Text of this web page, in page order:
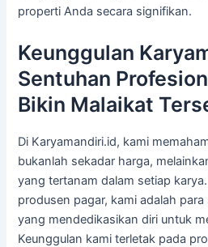
properti Anda secara signifikan.
Keunggulan
Sentuhan
Bikin Malaikat
Di Karyamandiri.id, kami
bukanlah sekadar harga,
yang tertanam dalam setiap
produsen pagar, kami adalah
yang mendedikasikan diri untuk
Keunggulan kami terletak pada